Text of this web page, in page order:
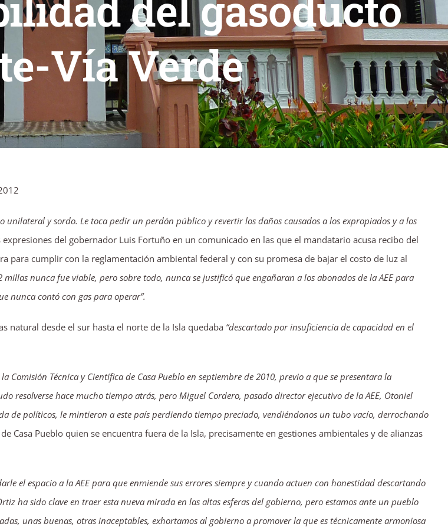
Vía Verde
y sordo. Le toca pedir un perdón público y revertir los daños causados a los expropiados y a los
del gobernador Luis Fortuño en un comunicado en las que el mandatario acusa recibo del
cumplir con la reglamentación ambiental federal y con su promesa de bajar el costo de luz al
nunca fue viable, pero sobre todo, nunca se justificó que engañaran a los abonados de la AEE para
nunca contó con gas para operar”.
natural desde el sur hasta el norte de la Isla quedaba “descartado por insuficiencia de capacidad en el
Técnica y Científica de Casa Pueblo en septiembre de 2010, previo a que se presentara la
resolverse hace mucho tiempo atrás, pero Miguel Cordero, pasado director ejecutivo de la AEE, Otoniel
de políticos, le mintieron a este país perdiendo tiempo preciado, vendiéndonos un tubo vacío, derrochando
Casa Pueblo quien se encuentra fuera de la Isla, precisamente en gestiones ambientales y de alianzas
el espacio a la AEE para que enmiende sus errores siempre y cuando actuen con honestidad descartando
ha sido clave en traer esta nueva mirada en las altas esferas del gobierno, pero estamos ante un pueblo
unas buenas, otras inaceptables, exhortamos al gobierno a promover la que es técnicamente armoniosa